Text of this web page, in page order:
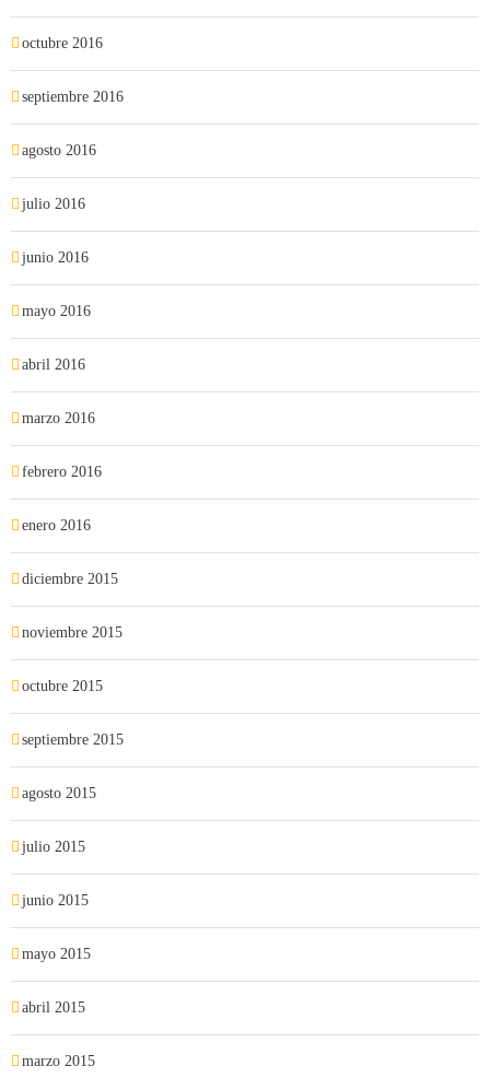
octubre 2016
septiembre 2016
agosto 2016
julio 2016
junio 2016
mayo 2016
abril 2016
marzo 2016
febrero 2016
enero 2016
diciembre 2015
noviembre 2015
octubre 2015
septiembre 2015
agosto 2015
julio 2015
junio 2015
mayo 2015
abril 2015
marzo 2015